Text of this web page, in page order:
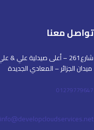
تواصل معنا
شارع261 – أعلى صيدلية علي & علي
ميدان الجزائر – المعادي الجديدة
01279779647
info@developcloudservices.net